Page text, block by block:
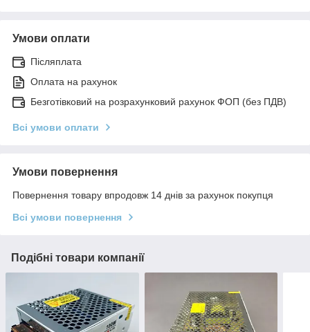
Умови оплати
Післяплата
Оплата на рахунок
Безготівковий на розрахунковий рахунок ФОП (без ПДВ)
Всі умови оплати
Умови повернення
Повернення товару впродовж 14 днів за рахунок покупця
Всі умови повернення
Подібні товари компанії